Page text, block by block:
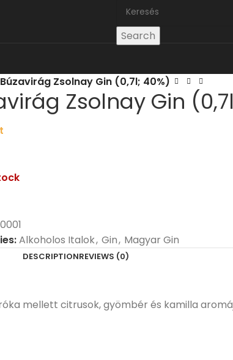
Search
Búzavirág Zsolnay Gin (0,7l; 40%)
Zsolnay Gin
Alkoholos Italok, Gin, Magyar Gin
DESCRIPTIONREVIEWS (0)
mellett citrusok, gyömbér és kamilla